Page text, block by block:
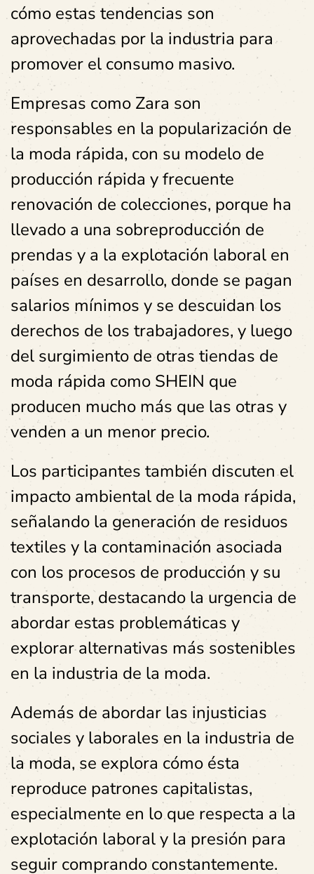
cómo estas tendencias son
aprovechadas por la industria para
promover el consumo masivo.
Empresas como Zara son
responsables en la popularización de
la moda rápida, con su modelo de
producción rápida y frecuente
renovación de colecciones, porque ha
llevado a una sobreproducción de
prendas y a la explotación laboral en
países en desarrollo, donde se pagan
salarios mínimos y se descuidan los
derechos de los trabajadores, y luego
del surgimiento de otras tiendas de
moda rápida como SHEIN que
producen mucho más que las otras y
venden a un menor precio.
Los participantes también discuten el
impacto ambiental de la moda rápida,
señalando la generación de residuos
textiles y la contaminación asociada
con los procesos de producción y su
transporte, destacando la urgencia de
abordar estas problemáticas y
explorar alternativas más sostenibles
en la industria de la moda.
Además de abordar las injusticias
sociales y laborales en la industria de
la moda, se explora cómo ésta
reproduce patrones capitalistas,
especialmente en lo que respecta a la
explotación laboral y la presión para
seguir comprando constantemente.